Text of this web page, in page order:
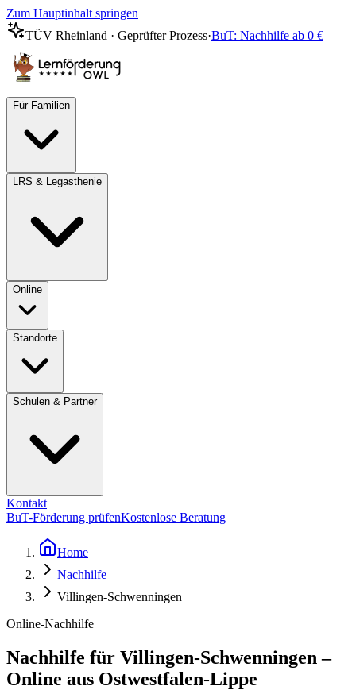
Zum Hauptinhalt springen
TÜV Rheinland · Geprüfter Prozess·BuT: Nachhilfe ab 0 €
Für Familien
LRS & Legasthenie
Online
Standorte
Schulen & Partner
Kontakt
BuT-Förderung prüfenKostenlose Beratung
Home
Nachhilfe
Villingen-Schwenningen
Online-Nachhilfe
Nachhilfe für Villingen-Schwenningen –
Online aus Ostwestfalen-Lippe